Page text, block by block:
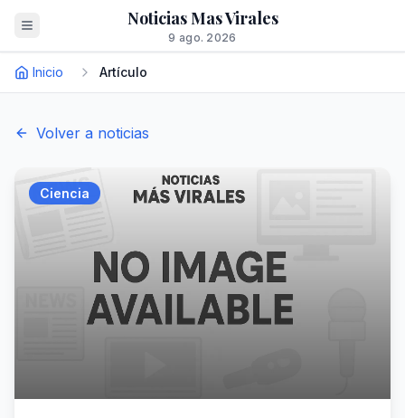
Noticias Mas Virales
9 ago. 2026
Inicio Artículo
Volver a noticias
Ciencia